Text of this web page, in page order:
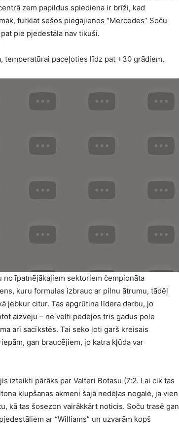
zem papildus spiediena ir brīži, kad
turklāt sešos piegājienos “Mercedes” Soču
pie pjedestāla nav tikuši.
temperatūrai paceļoties līdz pat +30 grādiem.
īpatnējākajiem sektoriem čempionāta
kuru formulas izbrauc ar pilnu ātrumu, tādēļ
jebkur citur. Tas apgrūtina līdera darbu, jo
aizvēju – ne velti pēdējos trīs gadus pole
arī sacīkstēs. Tai seko ļoti garš kreisais
gan braucējiem, jo katra kļūda var
izteikti pārāks par Valteri Botasu (7:2. Lai cik tas
klupšanas akmeni šajā nedēļas nogalē, ja vien
kā tas šosezon vairākkārt noticis. Soču trasē gan
ar “Williams” un uzvarām kopš